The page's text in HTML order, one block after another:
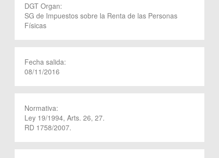
DGT Organ:
SG de Impuestos sobre la Renta de las Personas
Físicas
Fecha salida:
08/11/2016
Normativa:
Ley 19/1994, Arts. 26, 27.
RD 1758/2007.